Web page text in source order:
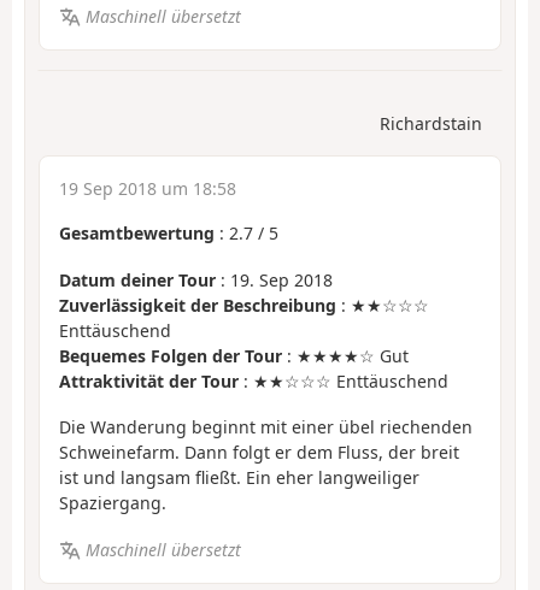
Maschinell übersetzt
Richardstain
19 Sep 2018 um 18:58
Gesamtbewertung : 2.7 / 5
Datum deiner Tour : 19. Sep 2018
Zuverlässigkeit der Beschreibung : ★★☆☆☆
Enttäuschend
Bequemes Folgen der Tour : ★★★★☆ Gut
Attraktivität der Tour : ★★☆☆☆ Enttäuschend
Die Wanderung beginnt mit einer übel riechenden
Schweinefarm. Dann folgt er dem Fluss, der breit
ist und langsam fließt. Ein eher langweiliger
Spaziergang.
Maschinell übersetzt